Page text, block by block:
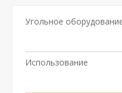
Угольное
Использование